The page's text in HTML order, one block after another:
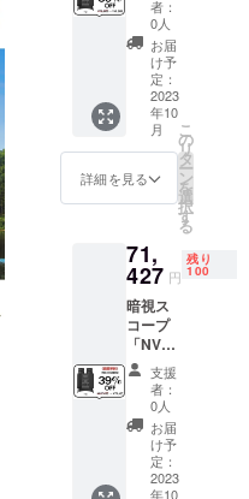
ルx1 ・
日本語
取扱説
明書×1
トラッ
プx1 ・
32GB
microS
Dカード
x1 ・ク
リーニ
ングク
ロスx1
プx1 ・
対物レ
キャッ
プ x2 ・
USB
ケーブ
ルx1 ・
日本語
取扱説
明書×1
定販売
価格：
￥78,06
2 ※税
込・送
料無料
（日本
国内限
定） ※
保証：
セット
内容 ・
暗視ス
コープ
本体x2
・収納
ポーチ
x2 ・ス
トラッ
プx2 ・
32GB
microS
Dカード
者：
0人
お届
け予
定：
2023
年10
月
詳細を見る
こ
の
リ
タ
ー
ン
を
選
択
す
る
71,
427 円
残り
100
暗視ス
コープ
「NV10
80」 ※
一般予
定販売
価格：
￥117,0
39 ※税
込・送
支援
者：
0人
お届
け予
定：
2023
年10